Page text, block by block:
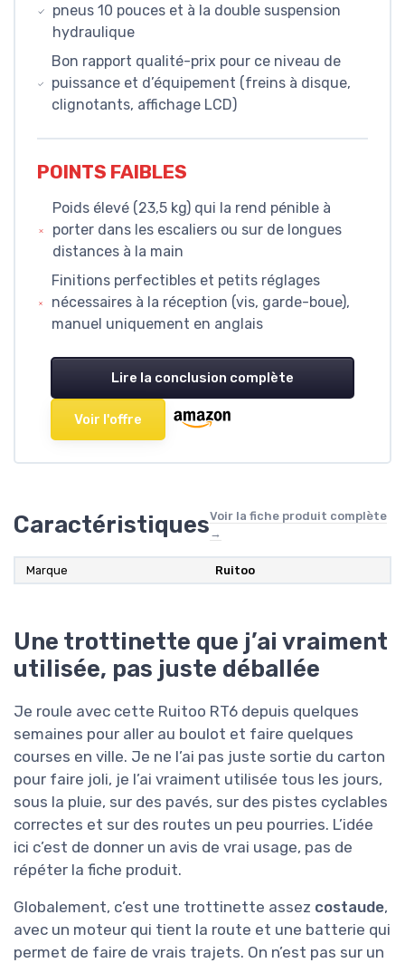
pneus 10 pouces et à la double suspension
hydraulique
Bon rapport qualité-prix pour ce niveau de
puissance et d’équipement (freins à disque,
clignotants, affichage LCD)
POINTS FAIBLES
Poids élevé (23,5 kg) qui la rend pénible à
porter dans les escaliers ou sur de longues
distances à la main
Finitions perfectibles et petits réglages
nécessaires à la réception (vis, garde-boue),
manuel uniquement en anglais
Lire la conclusion complète
Voir l'offre
CaractéristiquesVoir la fiche produit complète
→
Marque Ruitoo
Une trottinette que j’ai vraiment
utilisée, pas juste déballée
Je roule avec cette Ruitoo RT6 depuis quelques
semaines pour aller au boulot et faire quelques
courses en ville. Je ne l’ai pas juste sortie du carton
pour faire joli, je l’ai vraiment utilisée tous les jours,
sous la pluie, sur des pavés, sur des pistes cyclables
correctes et sur des routes un peu pourries. L’idée
ici c’est de donner un avis de vrai usage, pas de
répéter la fiche produit.
Globalement, c’est une trottinette assez costaude,
avec un moteur qui tient la route et une batterie qui
permet de faire de vrais trajets. On n’est pas sur un